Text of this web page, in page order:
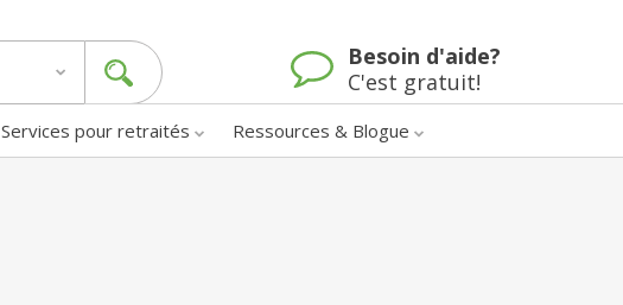
Besoin d'aide?
C'est gratuit!
Services pour retraités Ressources & Blogue